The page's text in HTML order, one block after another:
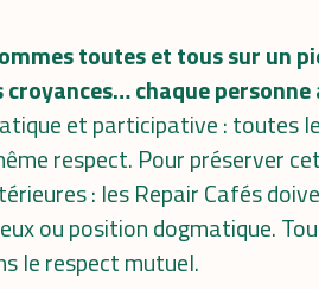
toutes et tous sur un
chaque
et participative : toutes
respect. Pour préserver
: les Repair Cafés
ou position dogmatique.
le respect mutuel.